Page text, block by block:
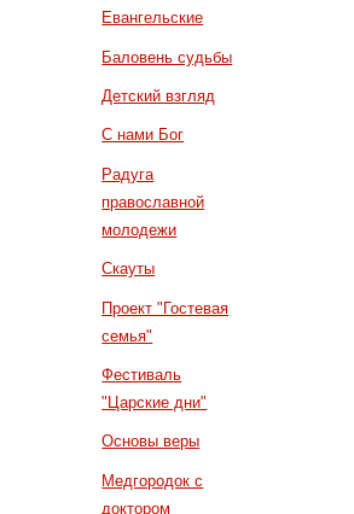
Евангельские
Баловень судьбы
Детский взгляд
С нами Бог
Радуга
православной
молодежи
Скауты
Проект "Гостевая
семья"
Фестиваль
"Царские дни"
Основы веры
Медгородок с
доктором